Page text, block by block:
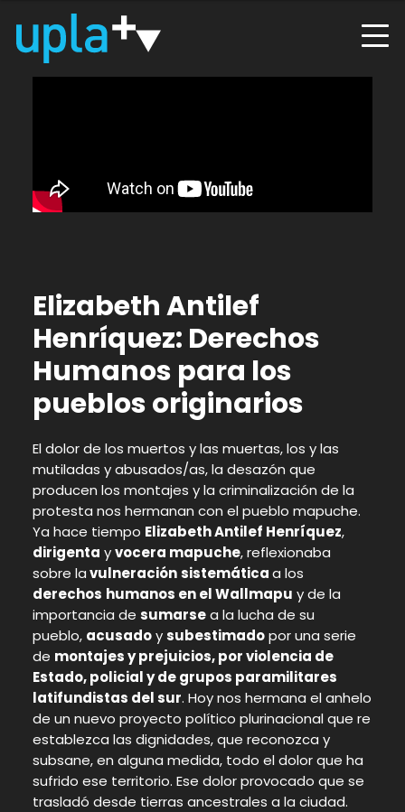
Elizabeth Antilef
Henríquez: Derechos
Humanos para los
pueblos originarios
El dolor de los muertos y las muertas, los y las
mutiladas y abusados/as, la desazón que
producen los montajes y la criminalización de la
protesta nos hermanan con el pueblo mapuche.
Ya hace tiempo Elizabeth Antilef Henríquez,
dirigenta yvocera mapuche, reflexionaba
sobre lavulneraciónsistemáticaa los
derechos humanos en el Wallmapu y de la
importancia de sumarsea la lucha de su
pueblo, acusadoysubestimadopor una serie
de montajes y prejuicios, por violencia de
Estado, policial y de grupos paramilitares
latifundistas del sur. Hoy nos hermana el anhelo
de un nuevo proyecto político plurinacional que re
establezca las dignidades, que reconozca y
subsane, en alguna medida, todo el dolor que ha
sufrido ese territorio. Ese dolor provocado que se
trasladó desde tierras ancestrales a la ciudad.